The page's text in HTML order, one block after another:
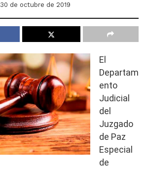
30 de octubre de 2019
El
Departam
ento
Judicial
del
Juzgado
de Paz
Especial
de